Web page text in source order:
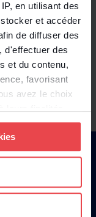
en utilisant des
et accéder
de diffuser des
d'effectuer des
et du contenu,
favorisant
avez le choix
à
relative aux
à plusieurs